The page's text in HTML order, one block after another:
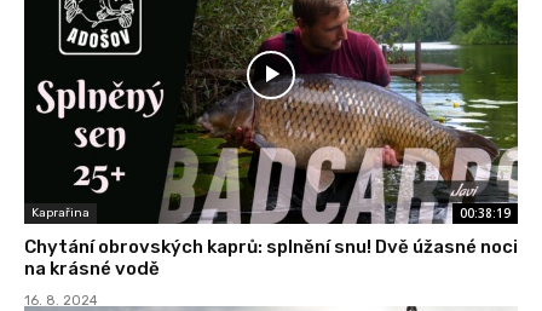
Kaprařina 00:38:19
Chytání obrovských kaprů: splnění snu! Dvě úžasné noci
na krásné vodě
16. 8. 2024